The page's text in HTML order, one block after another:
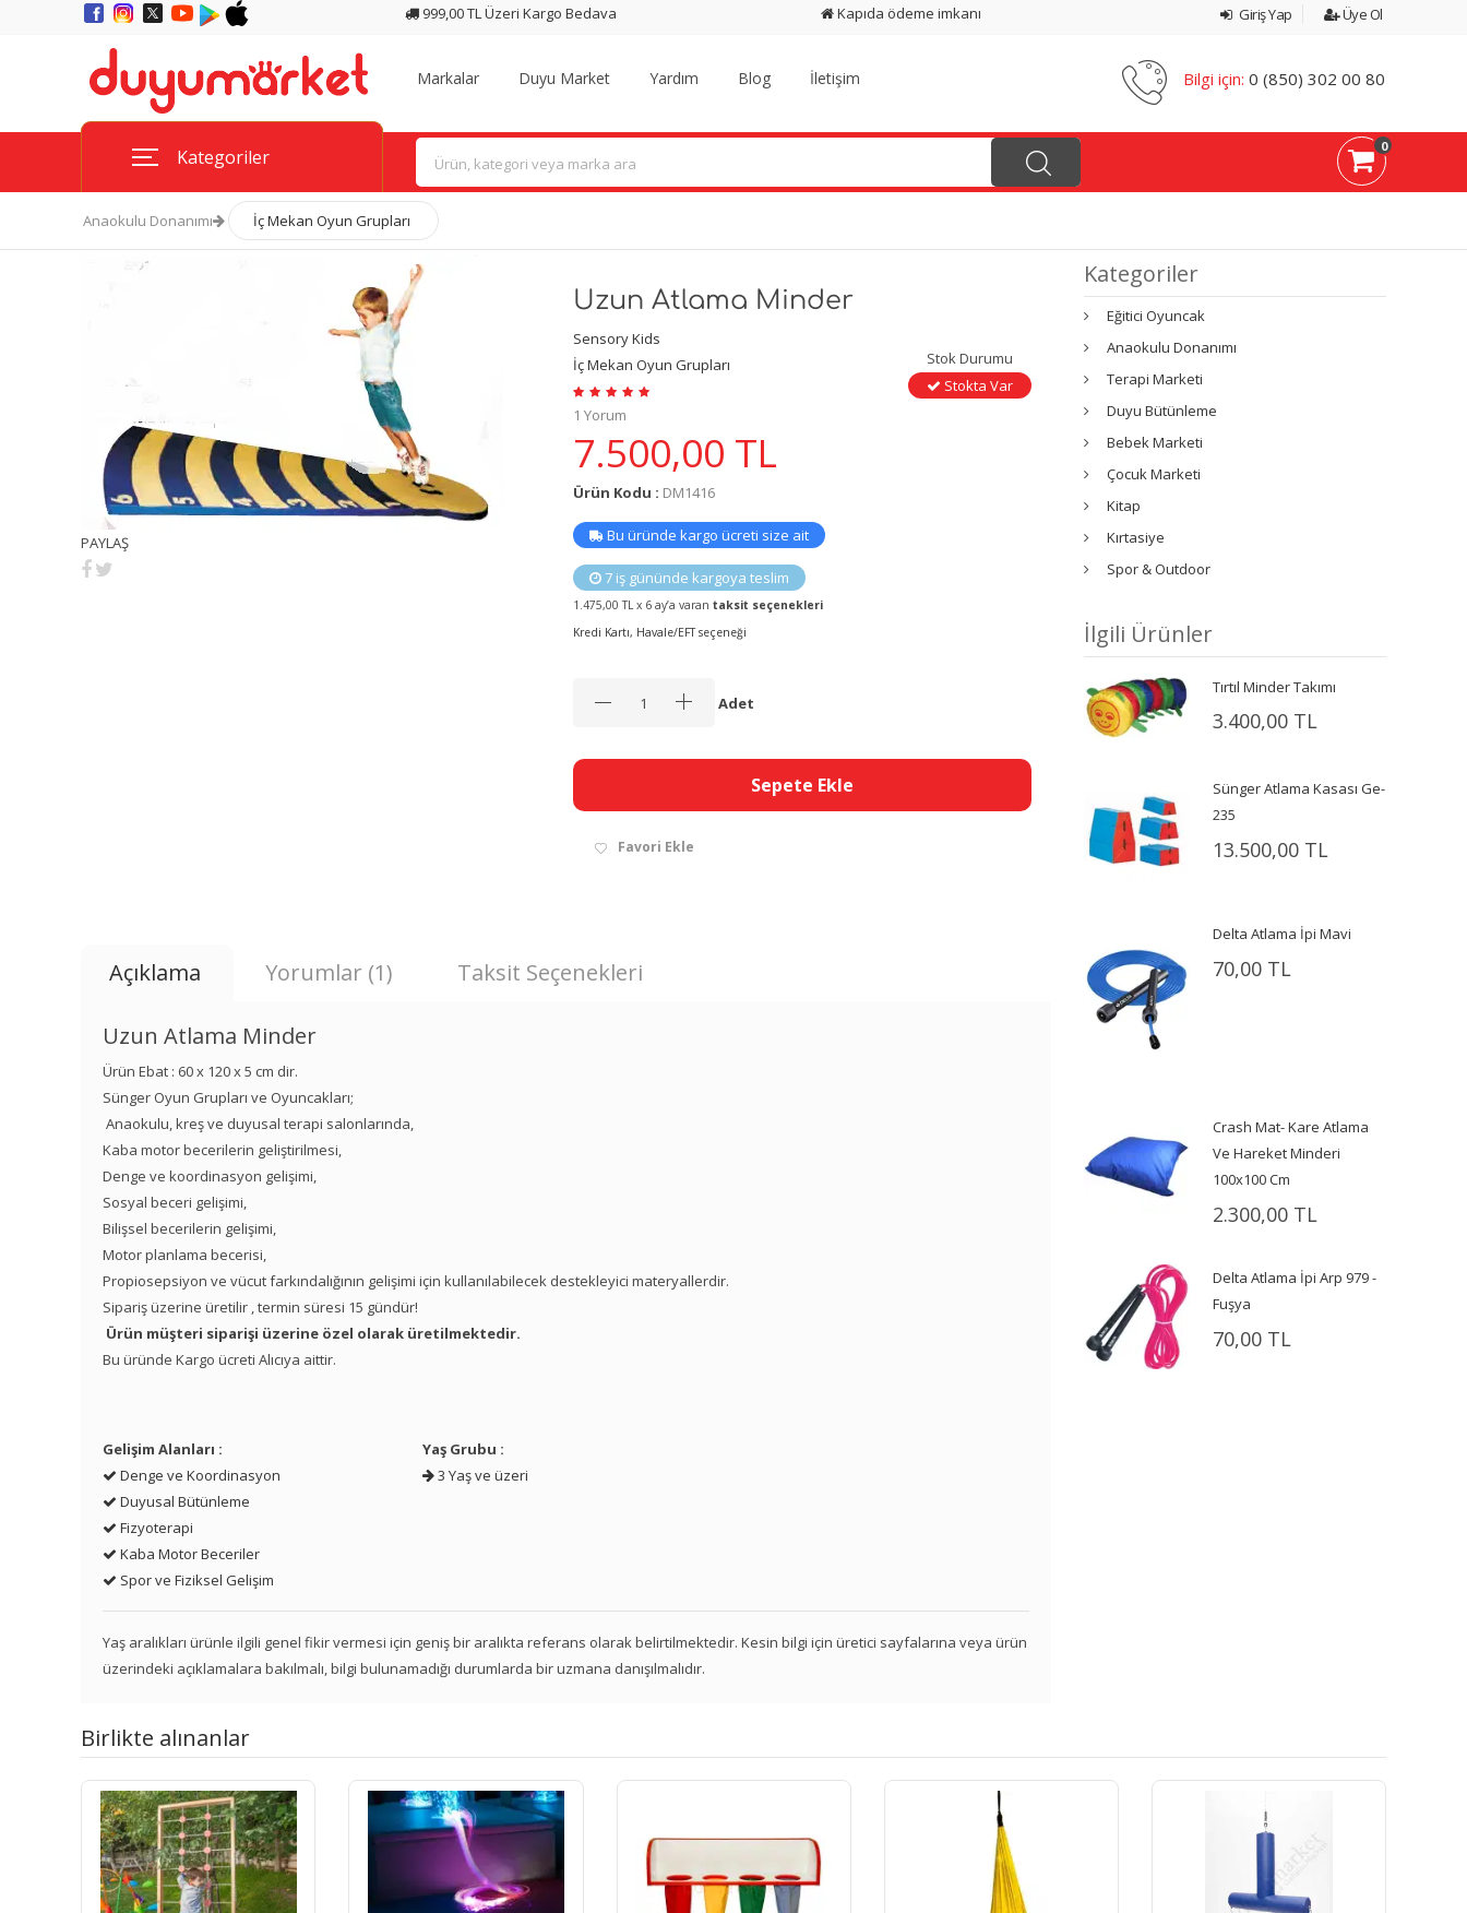
999,00 TL Üzeri Kargo Bedava Kapıda ödeme imkanı Giriş Yap Üye Ol
Markalar Duyu Market Yardım Blog İletişim Bilgi için: 0 (850) 302 00 80
Kategoriler 0
Anaokulu Donanımı İç Mekan Oyun Grupları
PAYLAŞ
Uzun Atlama Minder
Sensory Kids
İç Mekan Oyun Grupları
1 Yorum
Stok Durumu
Stokta Var
7.500,00 TL
Ürün Kodu : DM1416
Bu üründe kargo ücreti size ait
7 iş gününde kargoya teslim
1.475,00 TL x 6 ay’a varan taksit seçenekleri
Kredi Kartı, Havale/EFT seçeneği
Adet
Sepete Ekle
Favori Ekle
Açıklama Yorumlar (1) Taksit Seçenekleri
Uzun Atlama Minder
Ürün Ebat : 60 x 120 x 5 cm dir.
Sünger Oyun Grupları ve Oyuncakları;
Anaokulu, kreş ve duyusal terapi salonlarında,
Kaba motor becerilerin geliştirilmesi,
Denge ve koordinasyon gelişimi,
Sosyal beceri gelişimi,
Bilişsel becerilerin gelişimi,
Motor planlama becerisi,
Propiosepsiyon ve vücut farkındalığının gelişimi için kullanılabilecek destekleyici materyallerdir.
Sipariş üzerine üretilir , termin süresi 15 gündür!
Ürün müşteri siparişi üzerine özel olarak üretilmektedir.
Bu üründe Kargo ücreti Alıcıya aittir.
Gelişim Alanları :
Denge ve Koordinasyon
Duyusal Bütünleme
Fizyoterapi
Kaba Motor Beceriler
Spor ve Fiziksel Gelişim
Yaş Grubu :
3 Yaş ve üzeri
Yaş aralıkları ürünle ilgili genel fikir vermesi için geniş bir aralıkta referans olarak belirtilmektedir. Kesin bilgi için üretici sayfalarına veya ürün
üzerindeki açıklamalara bakılmalı, bilgi bulunamadığı durumlarda bir uzmana danışılmalıdır.
Kategoriler
Eğitici Oyuncak
Anaokulu Donanımı
Terapi Marketi
Duyu Bütünleme
Bebek Marketi
Çocuk Marketi
Kitap
Kırtasiye
Spor & Outdoor
İlgili Ürünler
Tırtıl Minder Takımı
3.400,00 TL
Sünger Atlama Kasası Ge-
235
13.500,00 TL
Delta Atlama İpi Mavi
70,00 TL
Crash Mat- Kare Atlama
Ve Hareket Minderi
100x100 Cm
2.300,00 TL
Delta Atlama İpi Arp 979 -
Fuşya
70,00 TL
Birlikte alınanlar